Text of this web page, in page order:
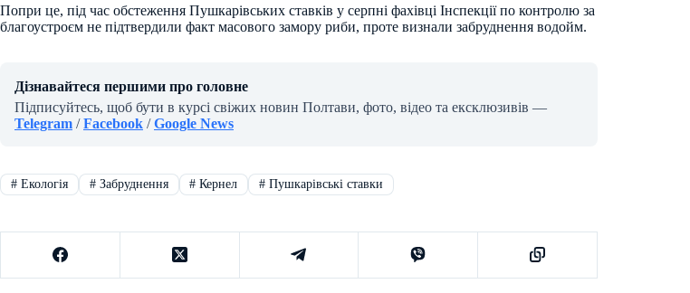
Попри це, під час обстеження Пушкарівських ставків у серпні фахівці Інспекції по контролю за
благоустроєм не підтвердили факт масового замору риби, проте визнали забруднення водойм.
Дізнавайтеся першими про головне
Підписуйтесь, щоб бути в курсі свіжих новин Полтави, фото, відео та ексклюзивів —
Telegram /Facebook /Google News
#Екологія #Забруднення # Кернел # Пушкарівські ставки